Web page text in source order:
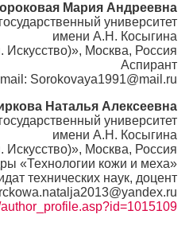
Мария Андреевна
университет
имени А.Н. Косыгина
Искусство)», Москва, Россия
Аспирант
Sorokovaya1991@mail.ru
Наталья Алексеевна
университет
имени А.Н. Косыгина
Искусство)», Москва, Россия
«Технологии кожи и меха»
технических наук, доцент